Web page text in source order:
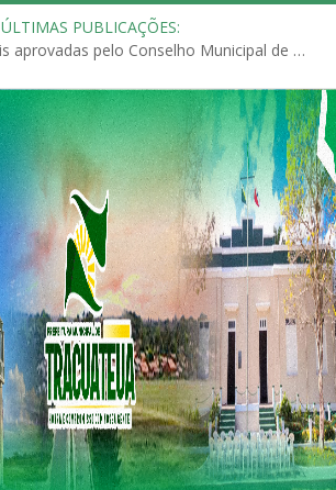
ÚLTIMAS PUBLICAÇÕES:
Políticas Municipais aprovadas pelo Conselho Municipal de Educação (CME)